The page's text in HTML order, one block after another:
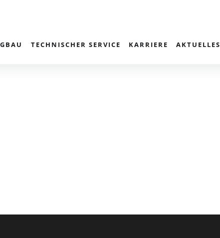
TECHNISCHER SERVICE KARRIERE AKTUELLES